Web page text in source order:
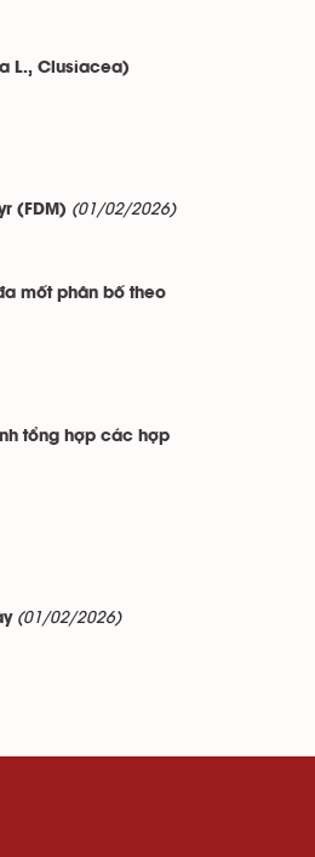
L., Clusiacea)
(FDM) (01/02/2026)
mốt phân bố theo
tổng hợp các hợp
(01/02/2026)